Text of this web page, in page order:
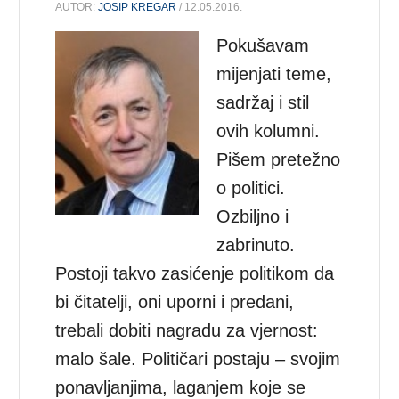
AUTOR:JOSIP KREGAR / 12.05.2016.
Pokušavam
mijenjati teme,
sadržaj i stil
ovih kolumni.
Pišem pretežno
o politici.
Ozbiljno i
zabrinuto.
Postoji takvo zasićenje politikom da
bi čitatelji, oni uporni i predani,
trebali dobiti nagradu za vjernost:
malo šale. Političari postaju – svojim
ponavljanjima, laganjem koje se